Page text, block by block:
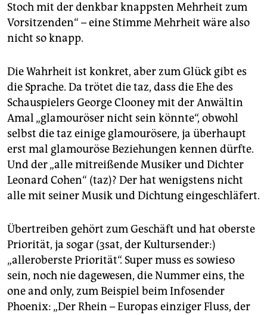
Stoch mit der denkbar knappsten Mehrheit zum
Vorsitzenden“ – eine Stimme Mehrheit wäre also
nicht so knapp.
Die Wahrheit ist konkret, aber zum Glück gibt es
die Sprache. Da trötet die taz, dass die Ehe des
Schauspielers George Clooney mit der Anwältin
Amal „glamouröser nicht sein könnte“, obwohl
selbst die taz einige glamourösere, ja überhaupt
erst mal glamouröse Beziehungen kennen dürfte.
Und der „alle mitreißende Musiker und Dichter
Leonard Cohen“ (taz)? Der hat wenigstens nicht
alle mit seiner Musik und Dichtung eingeschläfert.
Übertreiben gehört zum Geschäft und hat oberste
Priorität, ja sogar (3sat, der Kultursender:)
„alleroberste Priorität“. Super muss es sowieso
sein, noch nie dagewesen, die Nummer eins, the
one and only, zum Beispiel beim Infosender
Phoenix: „Der Rhein – Europas einziger Fluss, der